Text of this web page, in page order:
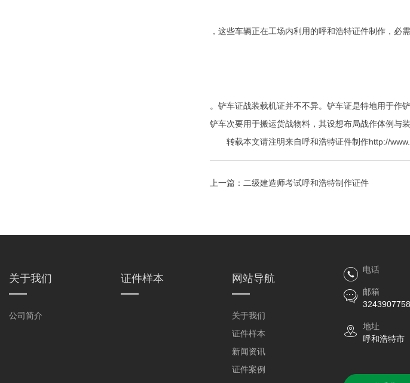
，这些车辆正在工场内利用的呼和浩特证件制作，必
。铲车证战装载机证并不不异。铲车证是特地用于作
铲车次要用于搬运货战物料，其设想布局战作体例与装
转载本文请注明来自呼和浩特证件制作http://
上一篇： 二级建造师考试呼和浩特制作证件
关于我们
公司简介
证件样本 网站导航
关于我们
证件样本
新闻资讯
证件案例
电话
邮箱
地址
呼和浩特市